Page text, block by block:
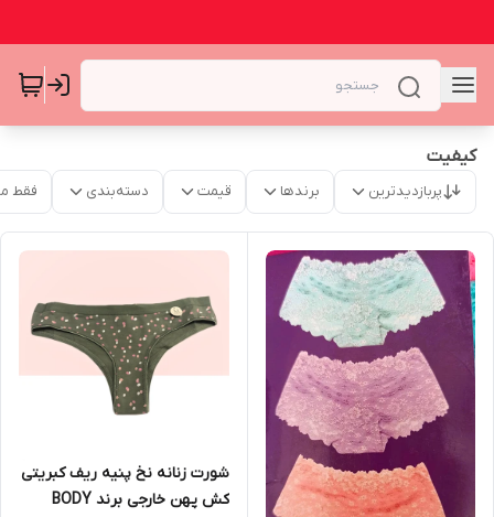
کیفیت
پربازدیدترین برندها قیمت دسته‌بندی فقط
شورت زنانه نخ پنیه ریف کبریتی
کش پهن خارجی برند BODY